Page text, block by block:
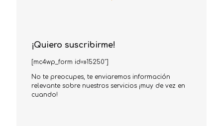
¡Quiero suscribirme!
[mc4wp_form id=»15250″]
No te preocupes, te enviaremos información
relevante sobre nuestros servicios ¡muy de vez en
cuando!